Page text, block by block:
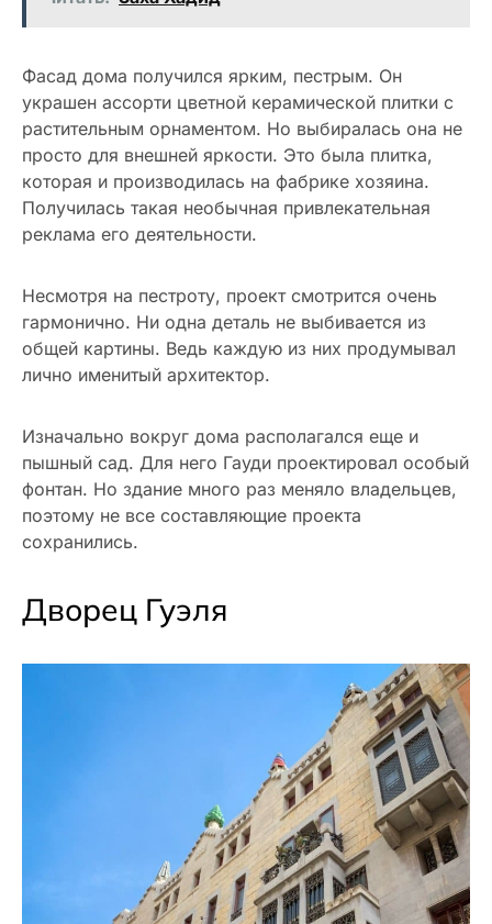
Фасад дома получился ярким, пестрым. Он
украшен ассорти цветной керамической плитки с
растительным орнаментом. Но выбиралась она не
просто для внешней яркости. Это была плитка,
которая и производилась на фабрике хозяина.
Получилась такая необычная привлекательная
реклама его деятельности.
Несмотря на пестроту, проект смотрится очень
гармонично. Ни одна деталь не выбивается из
общей картины. Ведь каждую из них продумывал
лично именитый архитектор.
Изначально вокруг дома располагался еще и
пышный сад. Для него Гауди проектировал особый
фонтан. Но здание много раз меняло владельцев,
поэтому не все составляющие проекта
сохранились.
Дворец Гуэля